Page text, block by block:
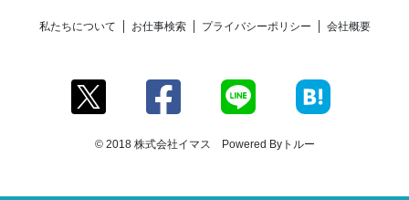
私たちについて お仕事検索 プライバシーポリシー 会社概要
© 2018 株式会社イマス Powered Byトルー